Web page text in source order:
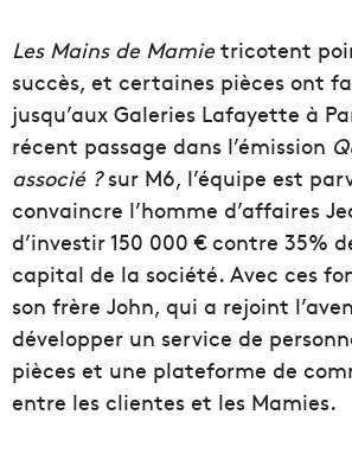
Les Mains de Mamietricotent
succès, et certaines pièces ont
jusqu’aux Galeries Lafayette à
récent passage dans l’émission
associé ?sur M6, l’équipe est
convaincre l’homme d’affaires
d’investir 150 000 € contre 35%
capital de la société. Avec ces
son frère John, qui a rejoint
développer un service de
pièces et une plateforme de
entre les clientes et les Mamies.